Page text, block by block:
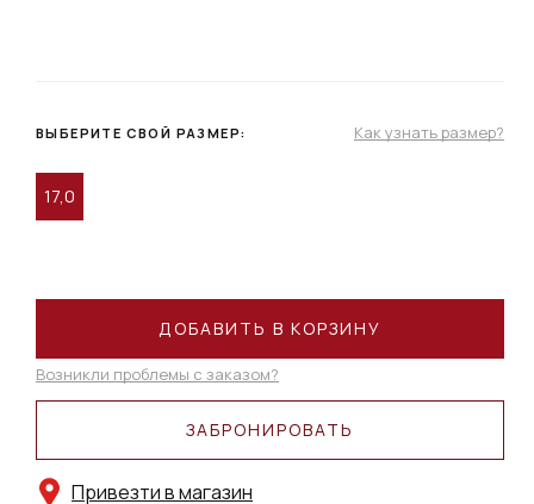
ВЫБЕРИТЕ СВОЙ РАЗМЕР: Как узнать размер?
17,0
ЗАБРОНИРОВАТЬ
Привезти в магазин
ДОБАВИТЬ В КОРЗИНУ
Возникли проблемы с заказом?